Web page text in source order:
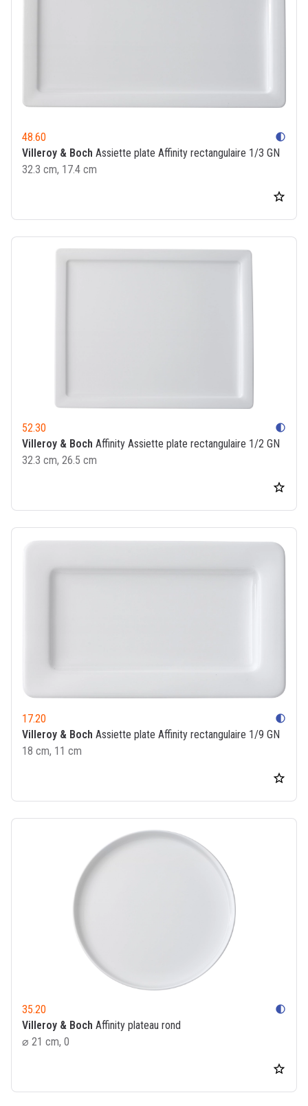
48.60 contrast
Villeroy & Boch Assiette plate Affinity rectangulaire 1/3 GN
32.3 cm, 17.4 cm
52.30 contrast
Villeroy & Boch Affinity Assiette plate rectangulaire 1/2 GN
32.3 cm, 26.5 cm
17.20 contrast
Villeroy & Boch Assiette plate Affinity rectangulaire 1/9 GN
18 cm, 11 cm
35.20 contrast
Villeroy & Boch Affinity plateau rond
⌀ 21 cm, 0